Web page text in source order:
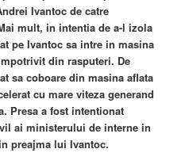
Ivantoc de catre
mult, in intentia de a-l izola
pe Ivantoc sa intre in masina
din rasputeri. De
sa coboare din masina aflata
cu mare viteza generand
Presa a fost intentionat
ai ministerului de interne in
preajma lui Ivantoc.